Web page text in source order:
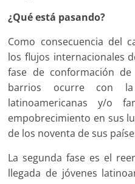
¿Qué está pasando?
Como consecuencia del
los flujos internacionales
fase de conformación
barrios ocurre con
latinoamericanas y/o
empobrecimiento en sus
de los noventa de sus
La segunda fase es el
llegada de jóvenes